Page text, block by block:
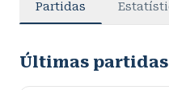
Partidas
Últimas partidas